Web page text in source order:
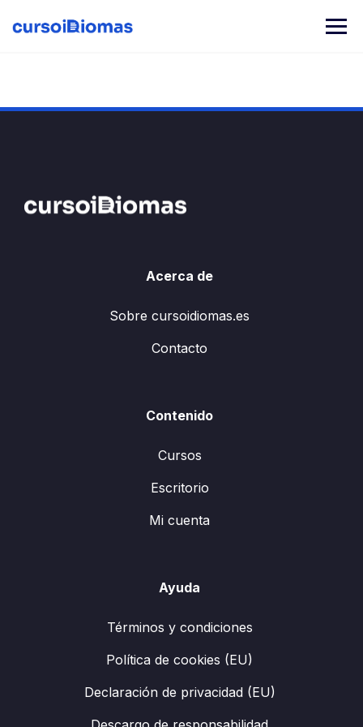
contenido
Acerca de
Sobre cursoidiomas.es
Contacto
Contenido
Cursos
Escritorio
Mi cuenta
Ayuda
Términos y condiciones
Política de cookies (EU)
Declaración de privacidad (EU)